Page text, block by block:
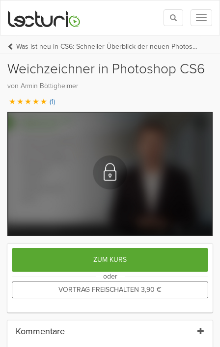
Toggle
search
Was ist neu in CS6: Schneller Überblick der neuen Photoshop Funktionen
Weichzeichner in Photoshop CS6
von Armin Böttigheimer
(1)
ZUM KURS
oder
VORTRAG FREISCHALTEN 3,90 €
Kommentare